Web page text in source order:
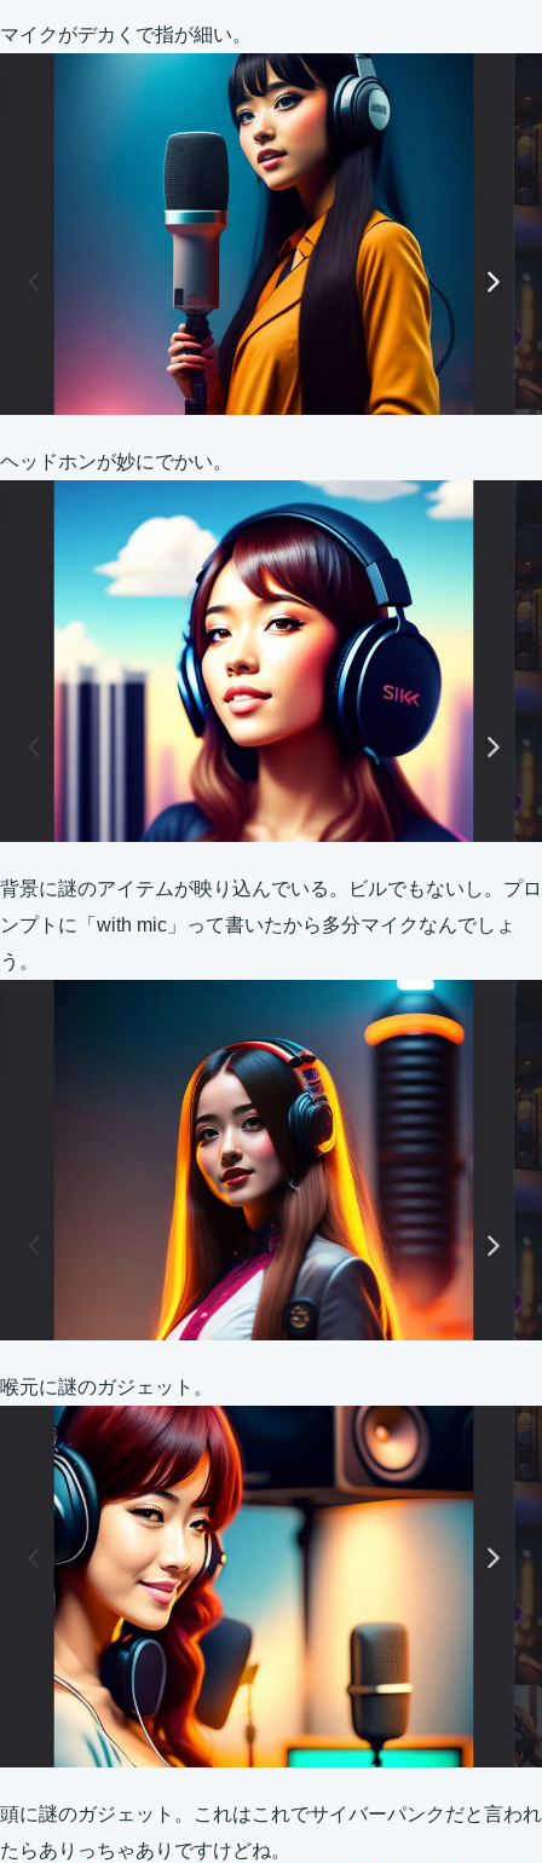
マイクがデカくで指が細い。
ヘッドホンが妙にでかい。
背景に謎のアイテムが映り込んでいる。ビルでもないし。プロ
ンプトに「with mic」って書いたから多分マイクなんでしょ
う。
喉元に謎のガジェット。
頭に謎のガジェット。これはこれでサイバーパンクだと言われ
たらありっちゃありですけどね。